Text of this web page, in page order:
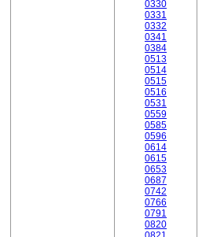
0330
0331
0332
0341
0384
0513
0514
0515
0516
0531
0559
0585
0596
0614
0615
0653
0687
0742
0766
0791
0820